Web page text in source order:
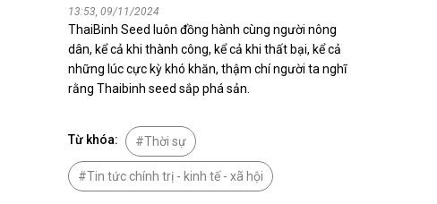
NHỊP CẦU ĐẦU TƯ
Nhịp cầu đầu tư
13:53, 09/11/2024
ThaiBinh Seed luôn đồng hành cùng người nông
dân, kể cả khi thành công, kể cả khi thất bại, kể cả
những lúc cực kỳ khó khăn, thậm chí người ta nghĩ
rằng Thaibinh seed sắp phá sản.
Từ khóa: Thời sự
Tin tức chính trị - kinh tế - xã hội